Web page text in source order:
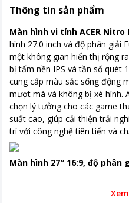
Góc nhìn
Tính năng đặc biệt
Acer
-
Acer
Thời gian bảo hành
36
Khoảng giá
Từ 2
Thông tin sản phẩm
Màn hình vi tính ACER Nitro
hình 27.0 inch và độ phân giải
một không gian hiển thị rộng
bị tấm nền IPS và tần số quét
cung cấp màu sắc sống động
mượt mà và không bị xé hình.
chọn lý tưởng cho các game
suất cao, giúp cải thiện trải
trí với công nghệ tiên tiến và
Màn hình 27″ 16:9, độ phân
Kích thước màn hình: 27 inch